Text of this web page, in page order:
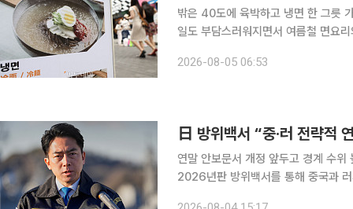
밖은 40도에 육박하고 냉면 한 그릇
일도 부담스러워지면서 여름철 면요리의 무
름을 담은 ‘집에서 먹는 전문점 냉면’
2026-08-05 06:53
日 방위백서 “중·러 전략적
연말 안보문서 개정 앞두고 경계 수위 높
2026년판 방위백서를 통해 중국과